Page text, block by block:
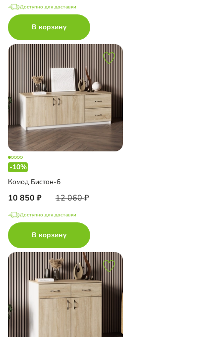
Доступно для доставки
В корзину
-10%
Комод Бистон-6
10 850 12 060
Доступно для доставки
В корзину